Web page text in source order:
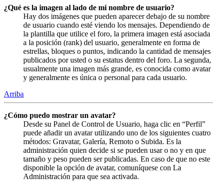
¿Qué es la imagen al lado de mi nombre de usuario?
Hay dos imágenes que pueden aparecer debajo de su nombre
de usuario cuando esté viendo los mensajes. Dependiendo de
la plantilla que utilice el foro, la primera imagen está asociada
a la posición (rank) del usuario, generalmente en forma de
estrellas, bloques o puntos, indicando la cantidad de mensajes
publicados por usted o su estatus dentro del foro. La segunda,
usualmente una imagen más grande, es conocida como avatar
y generalmente es única o personal para cada usuario.
Arriba
¿Cómo puedo mostrar un avatar?
Desde su Panel de Control de Usuario, haga clic en “Perfil”
puede añadir un avatar utilizando uno de los siguientes cuatro
métodos: Gravatar, Galería, Remoto o Subida. Es la
administración quien decide si se pueden usar o no y en que
tamaño y peso pueden ser publicadas. En caso de que no este
disponible la opción de avatar, comuníquese con La
Administración para que sea activada.